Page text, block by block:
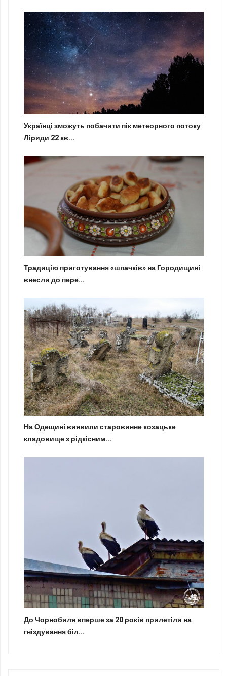
Українці зможуть побачити пік метеорного потоку
Ліриди 22 кв...
Традицію приготування «шпачків» на Городищині
внесли до пере...
На Одещині виявили старовинне козацьке
кладовище з рідкісним...
До Чорнобиля вперше за 20 років прилетіли на
гніздування біл...